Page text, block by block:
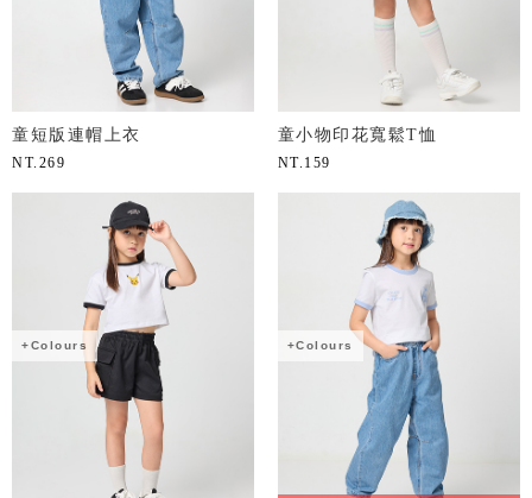
童短版連帽上衣
NT. 269
童小物印花寬鬆T恤
NT. 159
+Colours +Colours